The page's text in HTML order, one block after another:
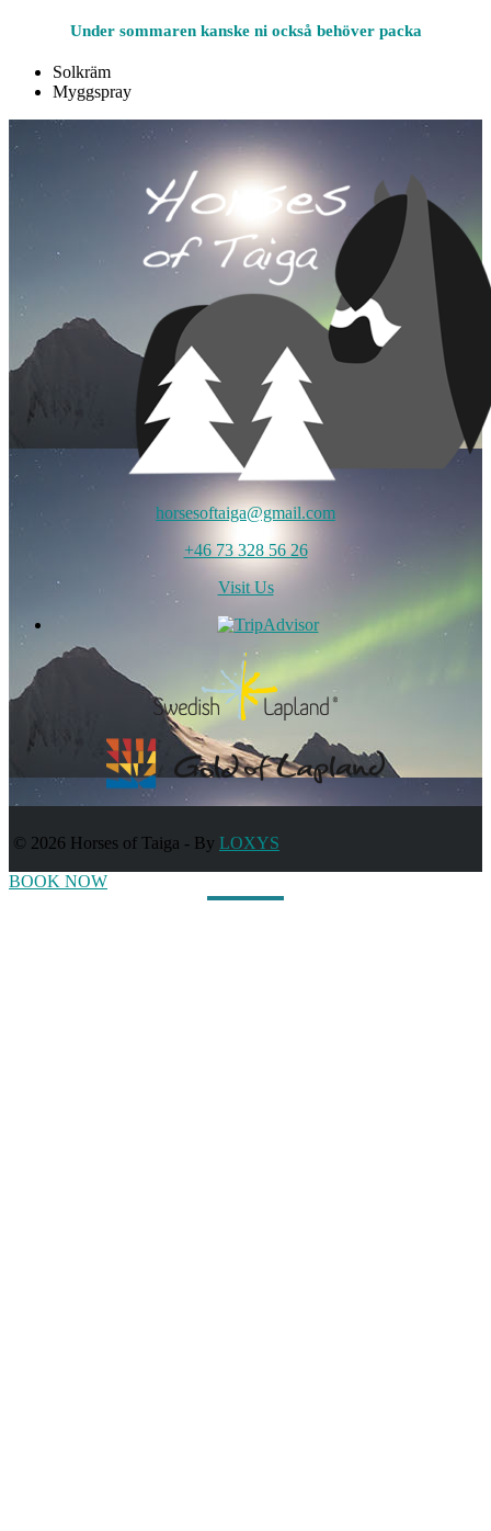
Under sommaren kanske ni också behöver packa
Solkräm
Myggspray
horsesoftaiga@gmail.com
+46 73 328 56 26
Visit Us
© 2026 Horses of Taiga - By LOXYS
BOOK NOW